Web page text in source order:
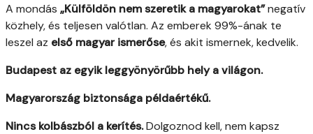
A mondás „Külföldön nem szeretik a magyarokat”negatív
közhely, és teljesen valótlan. Az emberek 99%-ának te
leszel az első magyar ismerőse, és akit ismernek, kedvelik.
Budapest az egyik leggyönyörűbb hely a világon.
Magyarország biztonsága példaértékű.
Nincs kolbászból a kerítés.Dolgoznod kell, nem kapsz